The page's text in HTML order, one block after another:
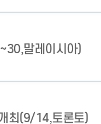
말레이시아)
최(9/14,토론토)